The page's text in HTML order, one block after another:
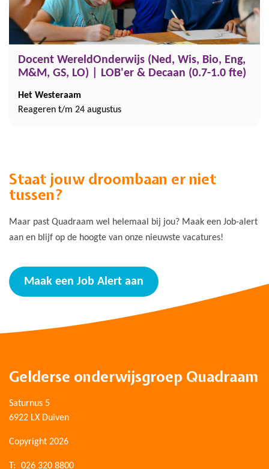
Docent WereldOnderwijs (Ned, Wis, Bio, Eng,
M&M, GS, LO) | LOB'er & Decaan (0.7-1.0 fte)
Het Westeraam
Reageren t/m 24 augustus
Staat jouw droombaan er niet
tussen?
Maar past Quadraam wel helemaal bij jou? Maak een Job-alert
aan en blijf op de hoogte van onze nieuwste vacatures!
Maak een Job Alert aan
Gelderse onderwijsgroep Quadraam
Saturnus 5
6922 LX Duiven
Copyright 2026
T: 026 320 8800